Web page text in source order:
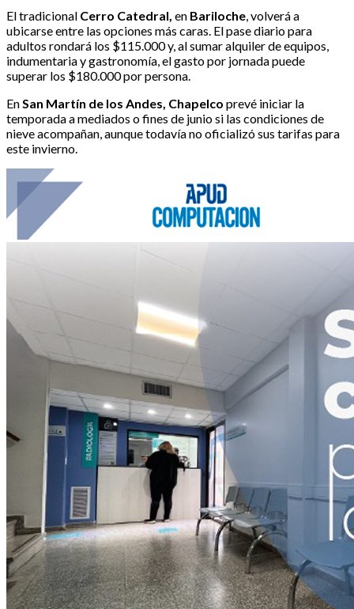
El tradicional Cerro Catedral, en Bariloche, volverá a
ubicarse entre las opciones más caras. El pase diario para
adultos rondará los $115.000 y, al sumar alquiler de equipos,
indumentaria y gastronomía, el gasto por jornada puede
superar los $180.000 por persona.
EnSan Martín de los Andes, Chapelco prevé iniciar la
temporada a mediados o fines de junio si las condiciones de
nieve acompañan, aunque todavía no oficializó sus tarifas para
este invierno.